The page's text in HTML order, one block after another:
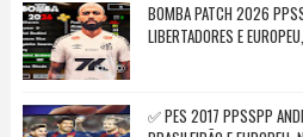
BOMBA PATCH 2026
LIBERTADORES E
✅ PES 2017 PPSSPP